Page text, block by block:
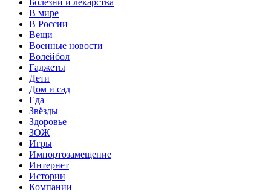
В мире
В России
Вещи
Военные новости
Волейбол
Гаджеты
Дети
Дом и сад
Еда
Звёзды
Здоровье
ЗОЖ
Игры
Импортозамещение
Интернет
Истории
Компании